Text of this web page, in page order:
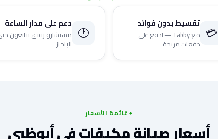
💳 تقسيط بدون فوائد
مع Tabby — ادفع على
دفعات مريحة
🕐 دعم على مدار الساعة
مستشارو رفيق يتابعون
الإنجاز
قائمة الأسعار
أسعار صيانة مكيفات في أبوظبي